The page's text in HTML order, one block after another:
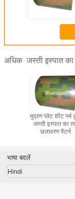
अधिक जस्ती इस्पात का
लकड़ी का पट्टा
स्टील सैन्य
Prepainted
भाषा बदलें
Hindi